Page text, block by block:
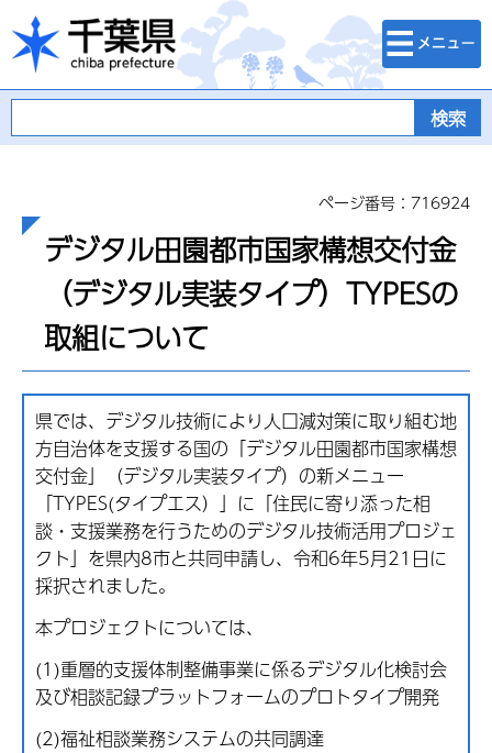
千葉県
検索・メニュ
ー
ページ番号：716924
デジタル田園都市国家構想交付金
（デジタル実装タイプ）TYPESの
取組について
県では、デジタル技術により人口減対策に取り組む地
方自治体を支援する国の「デジタル田園都市国家構想
交付金」（デジタル実装タイプ）の新メニュー
「TYPES(タイプエス） 」に「住民に寄り添った相
談・支援業務を行うためのデジタル技術活用プロジェ
クト」を県内8市と共同申請し、令和6年5月21日に
採択されました。
本プロジェクトについては、
(1)重層的支援体制整備事業に係るデジタル化検討会
及び相談記録プラットフォームのプロトタイプ開発
(2)福祉相談業務システムの共同調達